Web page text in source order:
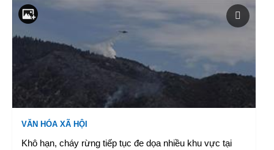
VĂN HÓA XÃ HỘI
Khô hạn, cháy rừng tiếp tục đe dọa nhiều khu vực tại